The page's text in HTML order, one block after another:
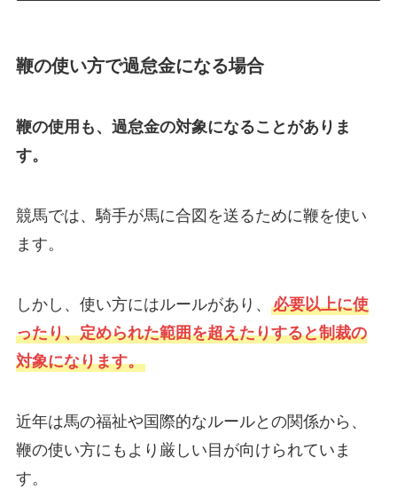
鞭の使い方で過怠金になる場合
鞭の使用も、過怠金の対象になることがありま
す。
競馬では、騎手が馬に合図を送るために鞭を使い
ます。
しかし、使い方にはルールがあり、 必要以上に使
ったり、定められた範囲を超えたりすると制裁の
対象になります。
近年は馬の福祉や国際的なルールとの関係から、
鞭の使い方にもより厳しい目が向けられていま
す。